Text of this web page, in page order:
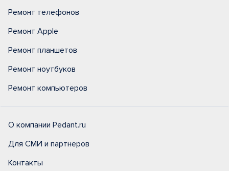
Ремонт телефонов
Ремонт Apple
Ремонт планшетов
Ремонт ноутбуков
Ремонт компьютеров
О компании Pedant.ru
Для СМИ и партнеров
Контакты